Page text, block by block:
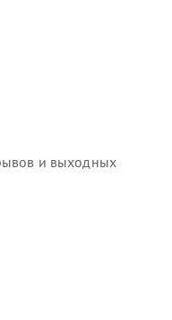
и выходных